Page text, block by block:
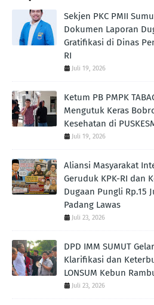
Sekjen PKC PMII
Dokumen Laporan
Gratifikasi di Dinas
RI
Juli 19, 2026
Ketum PB PMPK
Mengutuk Keras
Kesehatan di
Juli 19, 2026
Aliansi Masyarakat
Geruduk KPK-RI dan
Dugaan Pungli Rp.15
Padang Lawas
Juli 23, 2026
DPD IMM SUMUT
Klarifikasi dan
LONSUM Kebun
Juli 23, 2026